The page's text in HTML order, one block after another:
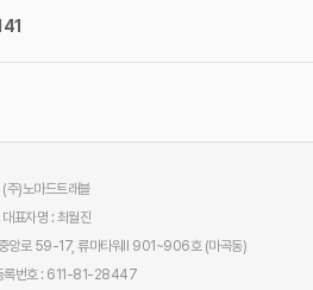
(주)노마드트래블
대표자명 : 최월진
중앙로 59-17, 류마타워Ⅱ 901~906호 (마곡동)
록번호 : 611-81-28447